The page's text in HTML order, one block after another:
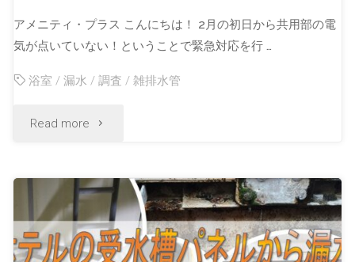
アメニティ・プラス こんにちは！ 2月の初日から共用部の電
気が点いていない！ということで緊急対応を行 …
浴室 /漏水 /調査 /雑排水管
Read more